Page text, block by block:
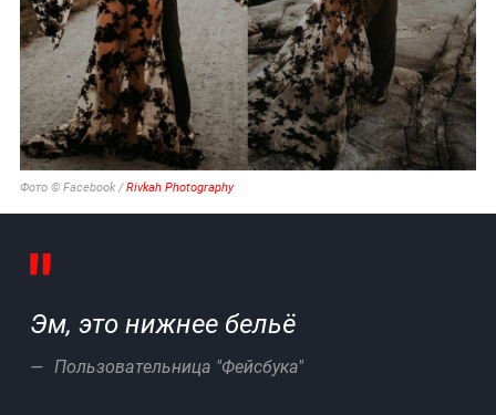
Фото © Facebook /Rivkah Photography
Эм, это нижнее бельё
Пользовательница "Фейсбука"